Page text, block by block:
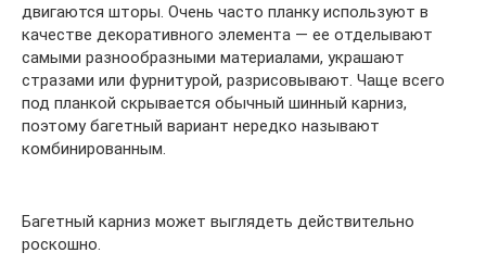
двигаются шторы. Очень часто планку используют в
качестве декоративного элемента — ее отделывают
самыми разнообразными материалами, украшают
стразами или фурнитурой, разрисовывают. Чаще всего
под планкой скрывается обычный шинный карниз,
поэтому багетный вариант нередко называют
комбинированным.
Багетный карниз может выглядеть действительно
роскошно.